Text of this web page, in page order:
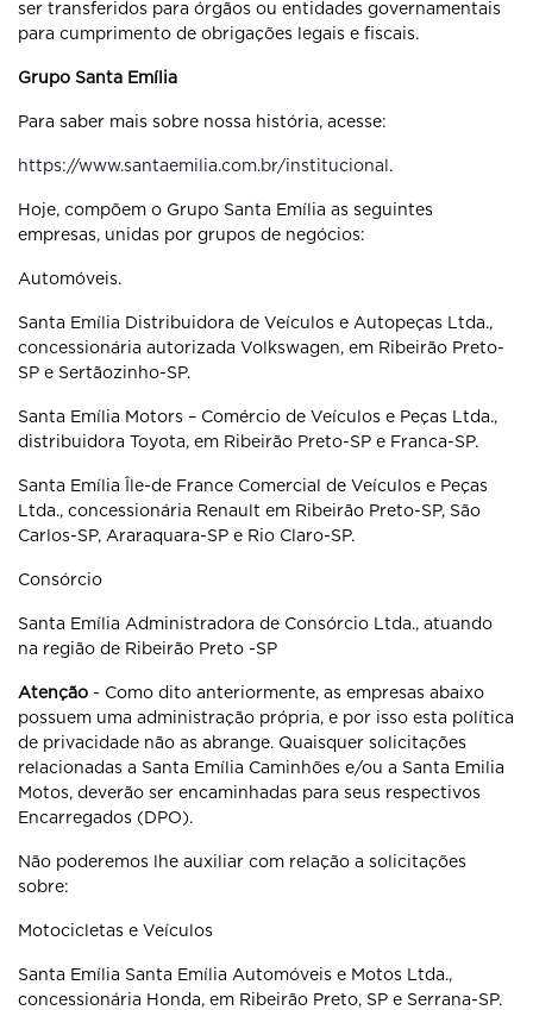
ser transferidos para órgãos ou entidades governamentais
para cumprimento de obrigações legais e fiscais.
Grupo Santa Emília
Para saber mais sobre nossa história, acesse:
https://www.santaemilia.com.br/institucional.
Hoje, compõem o Grupo Santa Emília as seguintes
empresas, unidas por grupos de negócios:
Automóveis.
Santa Emília Distribuidora de Veículos e Autopeças Ltda.,
concessionária autorizada Volkswagen, em Ribeirão Preto-
SP e Sertãozinho-SP.
Santa Emília Motors – Comércio de Veículos e Peças Ltda.,
distribuidora Toyota, em Ribeirão Preto-SP e Franca-SP.
Santa Emília Île-de France Comercial de Veículos e Peças
Ltda., concessionária Renault em Ribeirão Preto-SP, São
Carlos-SP, Araraquara-SP e Rio Claro-SP.
Consórcio
Santa Emília Administradora de Consórcio Ltda., atuando
na região de Ribeirão Preto -SP
Atenção - Como dito anteriormente, as empresas abaixo
possuem uma administração própria, e por isso esta política
de privacidade não as abrange. Quaisquer solicitações
relacionadas a Santa Emília Caminhões e/ou a Santa Emilia
Motos, deverão ser encaminhadas para seus respectivos
Encarregados (DPO).
Não poderemos lhe auxiliar com relação a solicitações
sobre:
Motocicletas e Veículos
Santa Emília Santa Emília Automóveis e Motos Ltda.,
concessionária Honda, em Ribeirão Preto, SP e Serrana-SP.